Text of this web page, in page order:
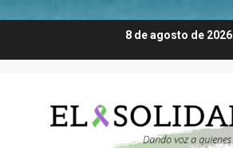
8 de agosto de 2026